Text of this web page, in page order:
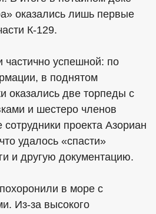
оказались лишь первые
К-129.
успешной: по
в поднятом
оказались две торпеды с
и шестеро членов
проекта Азориан
удалось «спасти»
и другую документацию.
в море с
Из-за высокого